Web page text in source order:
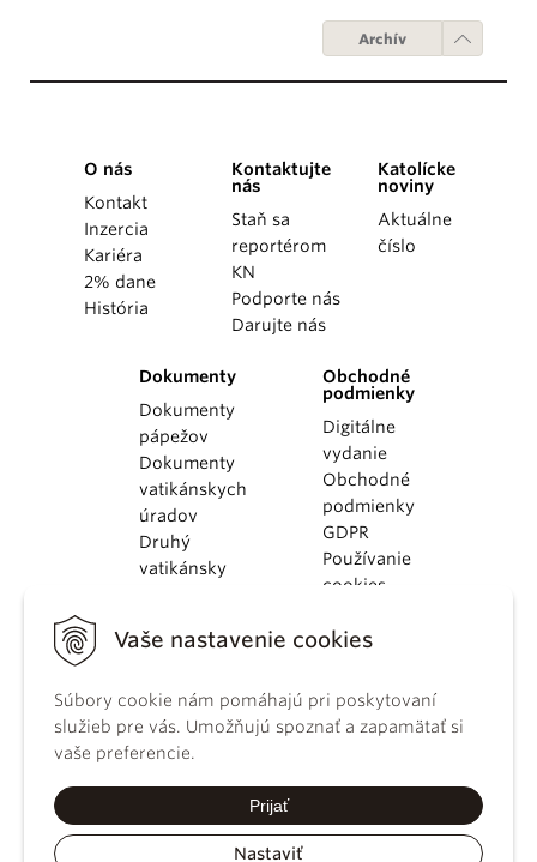
Vaše nastavenie cookies
Súbory cookie nám pomáhajú pri poskytovaní
služieb pre vás. Umožňujú spoznať a zapamätať si
vaše preferencie.
Prijať
Nastaviť
Archív
O nás
Kontakt
Inzercia
Kariéra
2% dane
História
Kontaktujte
nás
Staň sa
reportérom
KN
Podporte nás
Darujte nás
Katolícke
noviny
Aktuálne
číslo
Dokumenty
Dokumenty
pápežov
Dokumenty
vatikánskych
úradov
Druhý
vatikánsky
KBS
kánonického
práva
Katechizmus
Obchodné
podmienky
Digitálne
vydanie
Obchodné
podmienky
GDPR
Používanie
cookies